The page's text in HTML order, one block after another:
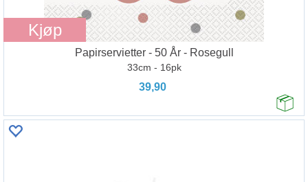
Kjøp
Papirservietter - 50 År - Rosegull
33cm - 16pk
39,90